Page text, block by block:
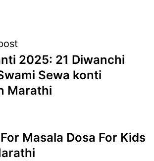
2025: 21 Diwanchi
Sewa konti
Marathi
Masala Dosa For Kids